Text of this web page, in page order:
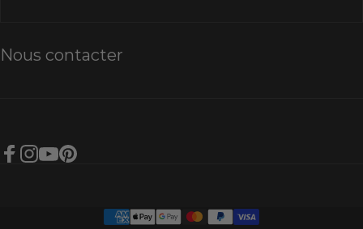
Nous contacter